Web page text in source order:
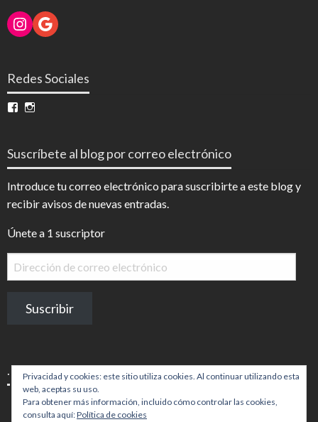
Instagram
Google
Redes Sociales
Ver
en en
Suscríbete al blog por correo electrónico
Introduce tu correo electrónico para suscribirte a este blog y
recibir avisos de nuevas entradas.
Únete a 1 suscriptor
Dirección
de
electrónico
Suscribir
.
Privacidad y cookies: este sitio utiliza cookies. Al continuar utilizando esta
web, aceptas su uso.
Para obtener más información, incluido cómo controlar las cookies,
consulta aquí:Política de cookies